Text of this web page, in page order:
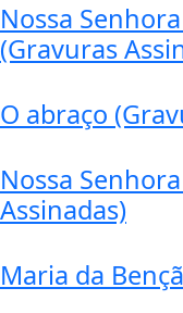
Nossa
(Gravuras
O abraço
Nossa
Assinadas)
Maria da